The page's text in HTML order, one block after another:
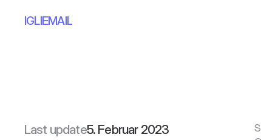
IGLIEMAIL
Last update5. Februar 2023